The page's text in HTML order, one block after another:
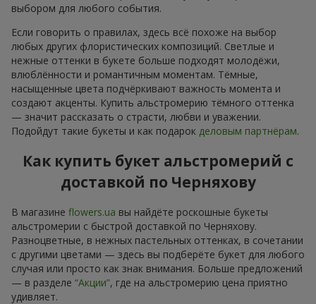
выбором для любого события.
Если говорить о правилах, здесь всё похоже на выбор
любых других флористических композиций. Светлые и
нежные оттенки в букете больше подходят молодёжи,
влюблённости и романтичным моментам. Тёмные,
насыщенные цвета подчёркивают важность момента и
создают акценты. Купить альстромерию тёмного оттенка
— значит рассказать о страсти, любви и уважении.
Подойдут такие букеты и как подарок деловым партнёрам.
Как купить букет альстромерий с
доставкой по Черняхову
В магазине flowers.ua вы найдёте роскошные букеты
альстромерии с быстрой доставкой по Черняхову.
Разноцветные, в нежных пастельных оттенках, в сочетании
с другими цветами — здесь вы подберёте букет для любого
случая или просто как знак внимания. Больше предложений
— в разделе “Акции”, где на альстромерию цена приятно
удивляет.